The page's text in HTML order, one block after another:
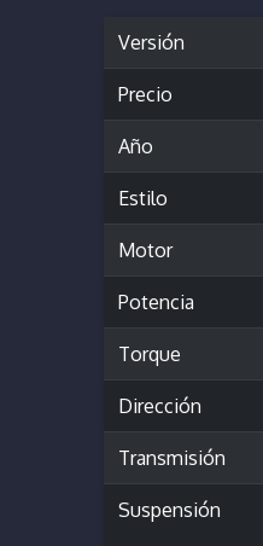
Versión
Precio
Año
Estilo
Motor
Potencia
Torque
Dirección
Transmisión
Suspensión